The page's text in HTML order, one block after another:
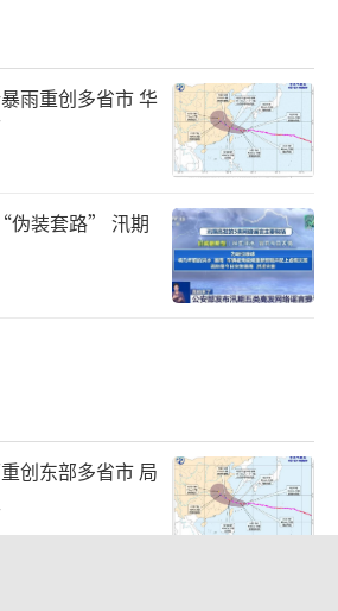
雨重创多省市 华
伪装套路” 汛期
创东部多省市 局